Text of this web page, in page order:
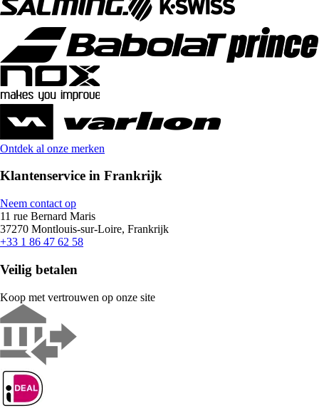
Ontdek al onze merken
Klantenservice in Frankrijk
Neem contact op
11 rue Bernard Maris
37270 Montlouis-sur-Loire, Frankrijk
+33 1 86 47 62 58
Veilig betalen
Koop met vertrouwen op onze site